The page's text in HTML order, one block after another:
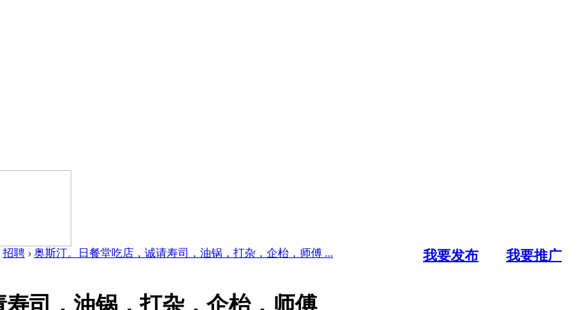
我要发布 我要推广
招聘 › 奥斯汀。日餐堂吃店，诚请寿司，油锅，打杂，企枱，师傅 ...
司，油锅，打杂，企枱，师傅